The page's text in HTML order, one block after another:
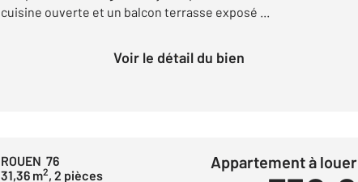
cuisine ouverte et un balcon terrasse exposé ...
Voir le détail du bien
ROUEN 76
31,36 m2, 2 pièces
Appartement à louer